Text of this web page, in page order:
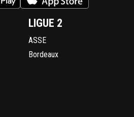
LIGUE 2
ASSE
Bordeaux